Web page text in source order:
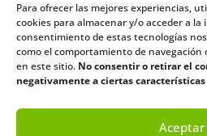
Para ofrecer las mejores experiencias,
cookies para almacenar y/o acceder a la
consentimiento de estas tecnologías
como el comportamiento de
en este sitio. No consentir o retirar el
negativamente a ciertas
Aceptar
electrónico y web en
para la próxima vez que
Enviar